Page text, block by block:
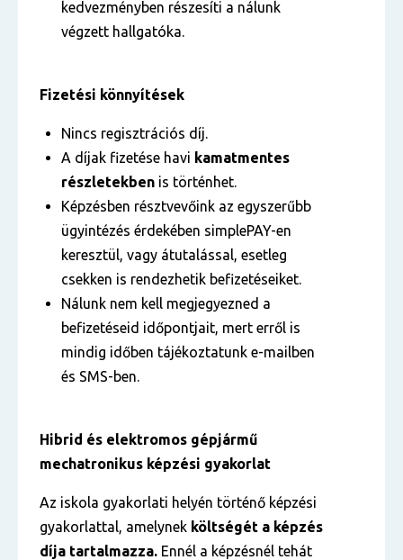
kedvezményben részesíti a nálunk
végzett hallgatóka.
Fizetési könnyítések
Nincs regisztrációs díj.
A díjak fizetése havi kamatmentes
részletekben is történhet.
Képzésben résztvevőink az egyszerűbb
ügyintézés érdekében simplePAY-en
keresztül, vagy átutalással, esetleg
csekken is rendezhetik befizetéseiket.
Nálunk nem kell megjegyezned a
befizetéseid időpontjait, mert erről is
mindig időben tájékoztatunk e-mailben
és SMS-ben.
Hibrid és elektromos gépjármű
mechatronikus képzési gyakorlat
Az iskola gyakorlati helyén történő képzési
gyakorlattal, amelynek költségét a képzés
díja tartalmazza. Ennél a képzésnél tehát